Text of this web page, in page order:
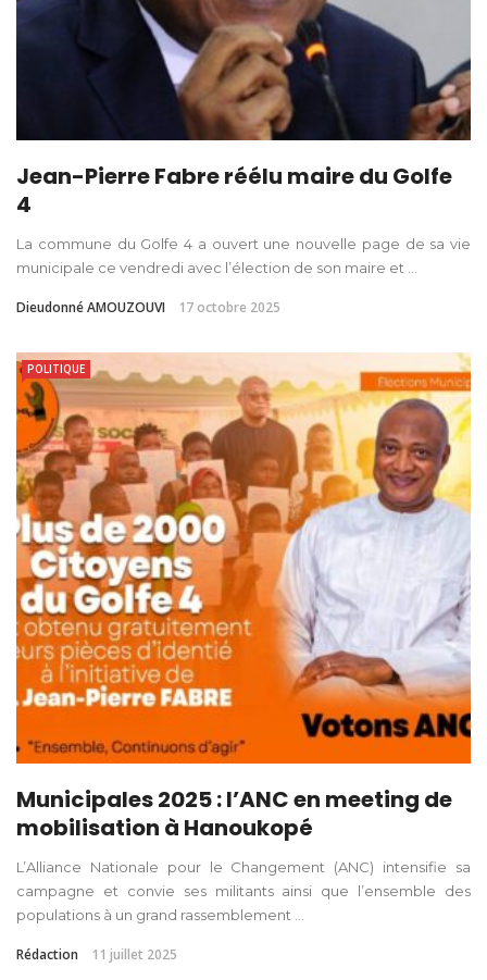
Jean-Pierre Fabre réélu maire du Golfe
4
La commune du Golfe 4 a ouvert une nouvelle page de sa vie
municipale ce vendredi avec l’élection de son maire et ...
Dieudonné AMOUZOUVI 17 octobre 2025
POLITIQUE
Municipales 2025 : l’ANC en meeting de
mobilisation à Hanoukopé
L’Alliance Nationale pour le Changement (ANC) intensifie sa
campagne et convie ses militants ainsi que l’ensemble des
populations à un grand rassemblement ...
Rédaction 11 juillet 2025